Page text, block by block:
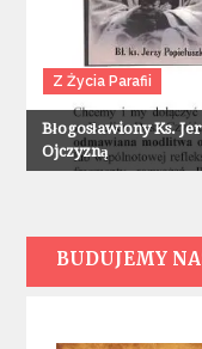
Z Życia Parafii
Błogosławiony Ks.
Ojczyzną
BUDUJEMY